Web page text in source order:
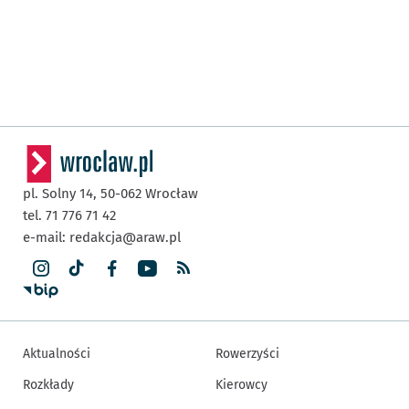
pl. Solny 14, 50-062 Wrocław
tel. 71 776 71 42
e-mail: redakcja@araw.pl
Aktualności
Rozkłady
Rowerzyści
Kierowcy